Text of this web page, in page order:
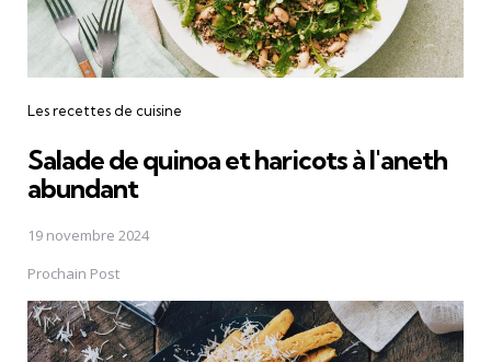
Les recettes de cuisine
Salade de quinoa et haricots à l'aneth
abundant
19 novembre 2024
Prochain Post